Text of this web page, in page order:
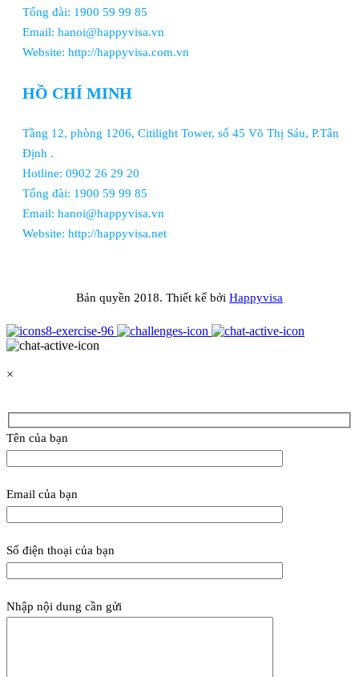
Tổng đài: 1900 59 99 85
Email: hanoi@happyvisa.vn
Website: http://happyvisa.com.vn
HỒ CHÍ MINH
Tầng 12, phòng 1206, Citilight Tower, số 45 Võ Thị Sáu, P.Tân
Định .
Hotline: 0902 26 29 20
Tổng đài: 1900 59 99 85
Email: hanoi@happyvisa.vn
Website: http://happyvisa.net
Bản quyền 2018. Thiết kế bởi Happyvisa
×
Tên của bạn
Email của bạn
Số điện thoại của bạn
Nhập nội dung cần gửi